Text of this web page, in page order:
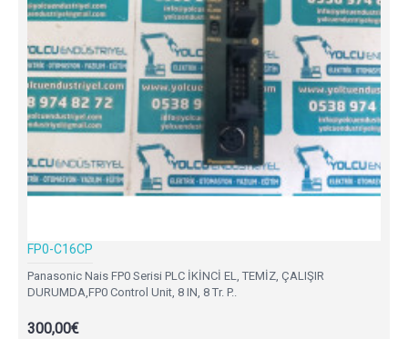
FP0-C16CP
Panasonic Nais FP0 Serisi PLC İKİNCİ EL, TEMİZ, ÇALIŞIR
DURUMDA,FP0 Control Unit, 8 IN, 8 Tr. P..
300,00€